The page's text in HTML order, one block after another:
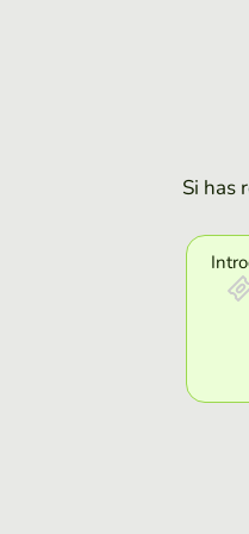
Si has